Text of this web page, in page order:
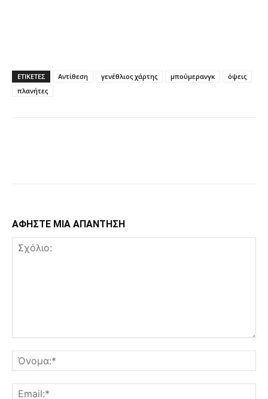
ΕΤΙΚΕΤΕΣ Αντίθεση γενέθλιος χάρτης μπούμερανγκ
όψεις
πλανήτες
ΑΦΗΣΤΕ ΜΙΑ ΑΠΑΝΤΗΣΗ